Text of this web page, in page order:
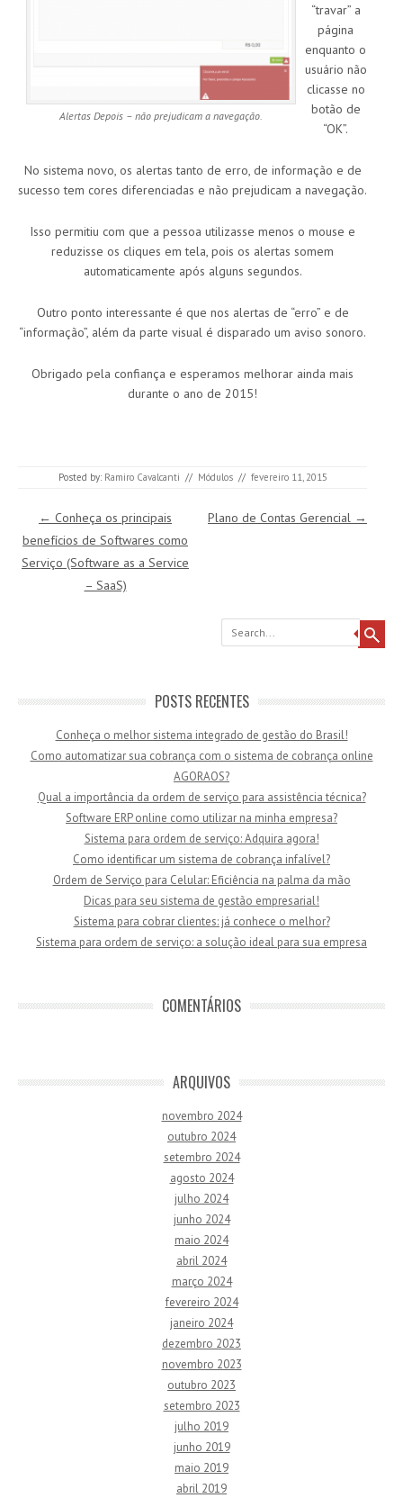
Alertas Depois – não prejudicam a navegação.
“travar” a
página
enquanto o
usuário não
clicasse no
botão de
“OK”.
No sistema novo, os alertas tanto de erro, de informação e de
sucesso tem cores diferenciadas e não prejudicam a navegação.
Isso permitiu com que a pessoa utilizasse menos o mouse e
reduzisse os cliques em tela, pois os alertas somem
automaticamente após alguns segundos.
Outro ponto interessante é que nos alertas de “erro” e de
“informação”, além da parte visual é disparado um aviso sonoro.
Obrigado pela confiança e esperamos melhorar ainda mais
durante o ano de 2015!
Posted by: Ramiro Cavalcanti // Módulos // fevereiro 11, 2015
Post navigation
← Conheça os principais
benefícios de Softwares como
Serviço (Software as a Service
– SaaS)
Plano de Contas Gerencial →
Search
POSTS RECENTES
Conheça o melhor sistema integrado de gestão do Brasil!
Como automatizar sua cobrança com o sistema de cobrança online
AGORAOS?
Qual a importância da ordem de serviço para assistência técnica?
Software ERP online como utilizar na minha empresa?
Sistema para ordem de serviço: Adquira agora!
Como identificar um sistema de cobrança infalível?
Ordem de Serviço para Celular: Eficiência na palma da mão
Dicas para seu sistema de gestão empresarial!
Sistema para cobrar clientes: já conhece o melhor?
Sistema para ordem de serviço: a solução ideal para sua empresa
COMENTÁRIOS
ARQUIVOS
novembro 2024
outubro 2024
setembro 2024
agosto 2024
julho 2024
junho 2024
maio 2024
abril 2024
março 2024
fevereiro 2024
janeiro 2024
dezembro 2023
novembro 2023
outubro 2023
setembro 2023
julho 2019
junho 2019
maio 2019
abril 2019